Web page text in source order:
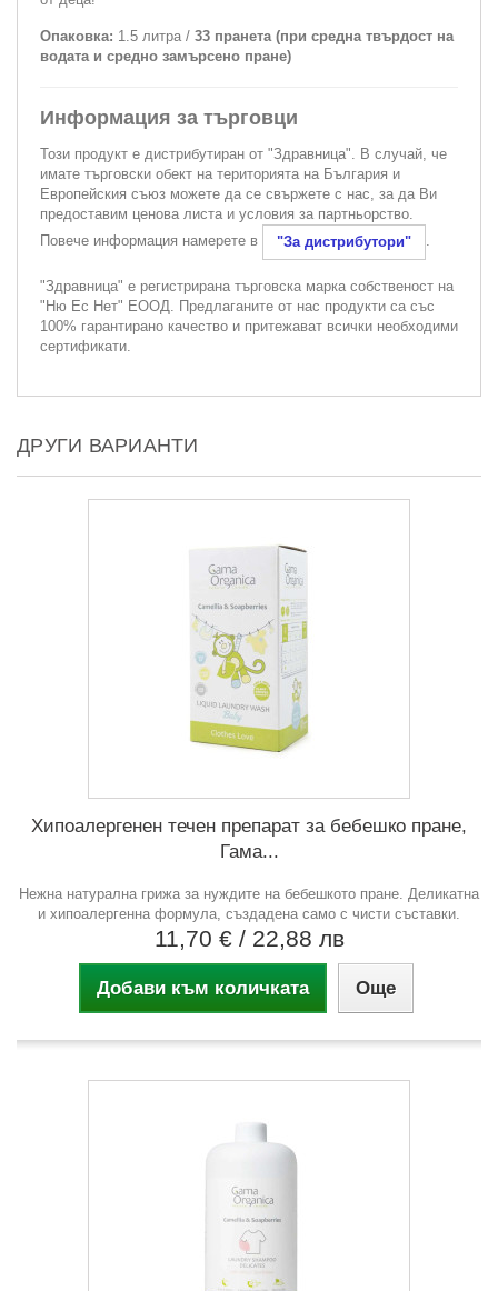
Опаковка: 1.5 литра / 33 пранета (при средна твърдост на
водата и средно замърсено пране)
Информация за търговци
Този продукт е дистрибутиран от "Здравница". В случай, че
имате търговски обект на територията на България и
Европейския съюз можете да се свържете с нас, за да Ви
предоставим ценова листа и условия за партньорство.
Повече информация намерете в
"За дистрибутори" .
"Здравница" е регистрирана търговска марка собственост на
"Ню Ес Нет" ЕООД. Предлаганите от нас продукти са със
100% гарантирано качество и притежават всички необходими
сертификати.
ДРУГИ ВАРИАНТИ
Хипоалергенен течен препарат за бебешко пране,
Гама...
Нежна натурална грижа за нуждите на бебешкото пране. Деликатна
и хипоалергенна формула, създадена само с чисти съставки.
11,70 € / 22,88 лв
Добави към количката Още